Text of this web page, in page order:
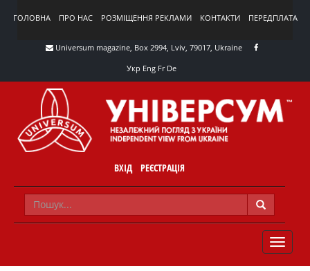
ГОЛОВНА ПРО НАС РОЗМІЩЕННЯ РЕКЛАМИ КОНТАКТИ ПЕРЕДПЛАТА
Universum magazine, Box 2994, Lviv, 79017, Ukraine
Укр Eng Fr De
ВХІД РЕЄСТРАЦІЯ
TOGGLE